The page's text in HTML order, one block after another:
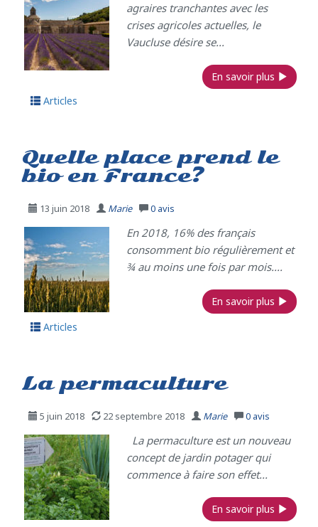
agraires tranchantes avec les
crises agricoles actuelles, le
Vaucluse désire se...
En savoir plus
Articles
Quelle place prend le
bio en France?
13 juin 2018 Marie 0 avis
En 2018, 16% des français
consomment bio régulièrement et
¾ au moins une fois par mois....
En savoir plus
Articles
La permaculture
5 juin 2018 22 septembre 2018 Marie 0 avis
La permaculture est un nouveau
concept de jardin potager qui
commence à faire son effet...
En savoir plus